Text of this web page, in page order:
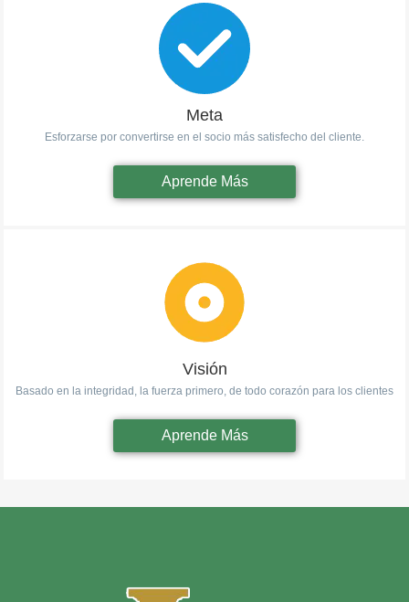
Meta
Esforzarse por convertirse en el socio más satisfecho del cliente.
Aprende Más
Visión
Basado en la integridad, la fuerza primero, de todo corazón para los clientes
Aprende Más